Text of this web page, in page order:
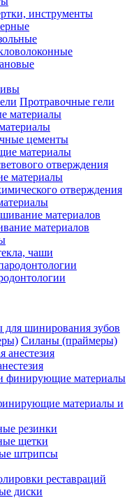
инструменты
Протравочные гели
цементы
материалы
отверждения
материалы
отверждения
материалов
чаши
для шинирования зубов
Силаны (праймеры)
материалы и
резинки
щетки
штрипсы
реставраций
диски